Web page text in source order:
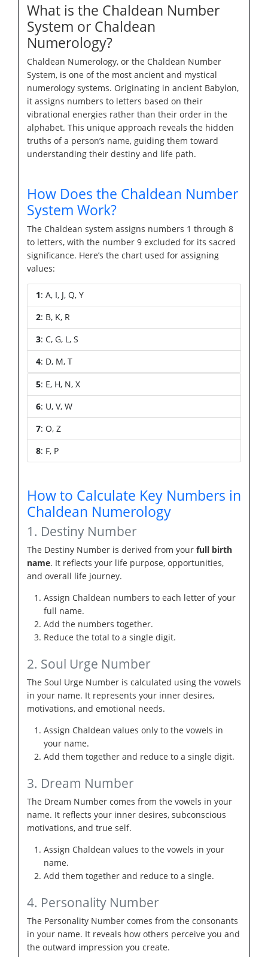
What is the Chaldean Number
System or Chaldean
Numerology?
Chaldean Numerology, or the Chaldean Number
System, is one of the most ancient and mystical
numerology systems. Originating in ancient Babylon,
it assigns numbers to letters based on their
vibrational energies rather than their order in the
alphabet. This unique approach reveals the hidden
truths of a person’s name, guiding them toward
understanding their destiny and life path.
How Does the Chaldean Number
System Work?
The Chaldean system assigns numbers 1 through 8
to letters, with the number 9 excluded for its sacred
significance. Here’s the chart used for assigning
values:
1: A, I, J, Q, Y
2: B, K, R
3: C, G, L, S
4: D, M, T
5: E, H, N, X
6: U, V, W
7: O, Z
8: F, P
How to Calculate Key Numbers in
Chaldean Numerology
1. Destiny Number
The Destiny Number is derived from your full birth
name. It reflects your life purpose, opportunities,
and overall life journey.
Assign Chaldean numbers to each letter of your
full name.
Add the numbers together.
Reduce the total to a single digit.
2. Soul Urge Number
The Soul Urge Number is calculated using the vowels
in your name. It represents your inner desires,
motivations, and emotional needs.
Assign Chaldean values only to the vowels in
your name.
Add them together and reduce to a single digit.
3. Dream Number
The Dream Number comes from the vowels in your
name. It reflects your inner desires, subconscious
motivations, and true self.
Assign Chaldean values to the vowels in your
name.
Add them together and reduce to a single.
4. Personality Number
The Personality Number comes from the consonants
in your name. It reveals how others perceive you and
the outward impression you create.